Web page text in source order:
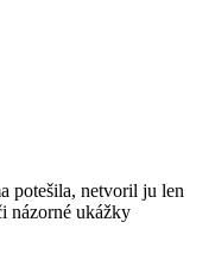
potešila, netvoril ju len
názorné ukážky